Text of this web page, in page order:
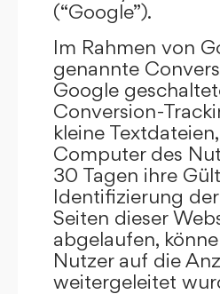
(“Google”).
Im Rahmen von
genannte
Google
Conversion-
kleine
Computer des
30 Tagen ihre
Identifizierung
Seiten dieser
abgelaufen,
Nutzer auf die
weitergeleitet